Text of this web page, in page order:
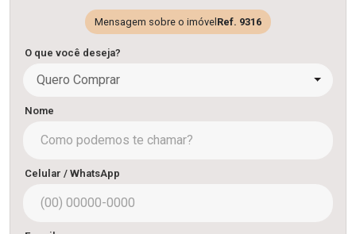
Mensagem sobre o imóvel Ref. 9316
O que você deseja?
Quero Comprar
Nome
Celular / WhatsApp